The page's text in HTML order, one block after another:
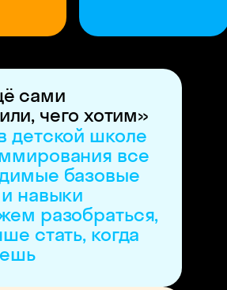
сами
чего хотим»
детской школе
все
базовые
навыки
разобраться,
стать, когда